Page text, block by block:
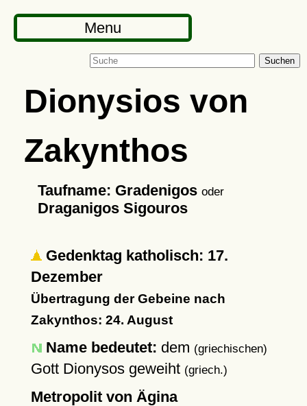
Menu
Suchen
Dionysios von
Zakynthos
Taufname: Gradenigos oder
Draganigos Sigouros
Gedenktag katholisch: 17.
Dezember
Übertragung der Gebeine nach
Zakynthos: 24. August
Name bedeutet: dem (griechischen)
Gott Dionysos geweiht (griech.)
Metropolit von Ägina